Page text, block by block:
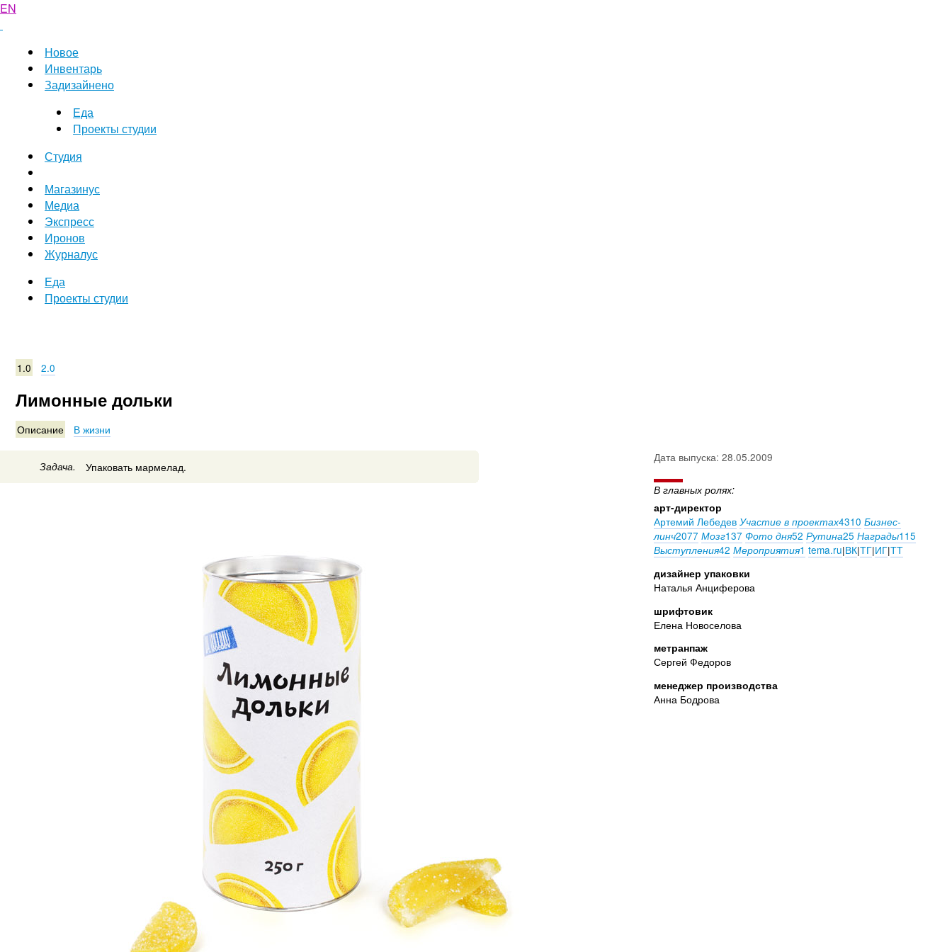
EN
Новое
Инвентарь
Задизайнено
Еда
Проекты студии
Студия
Магазинус
Медиа
Экспресс
Иронов
Журналус
Еда
Проекты студии
1.0 2.0
Лимонные дольки
Описание В жизни
Задача. Упаковать мармелад.
Дата выпуска: 28.05.2009
В главных ролях:
арт-директор
Артемий Лебедев Участие в проектах4310 Бизнес-
линч2077 Мозг137 Фото дня52 Рутина25 Награды115
Выступления42 Мероприятия1 tema.ru|ВК|ТГ|ИГ|ТТ
дизайнер упаковки
Наталья Анциферова
шрифтовик
Елена Новоселова
метранпаж
Сергей Федоров
менеджер производства
Анна Бодрова